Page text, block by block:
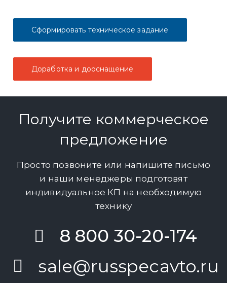
Сформировать техническое задание
Доработка и дооснащение
Получите коммерческое
предложение
Просто позвоните или напишите письмо
и наши менеджеры подготовят
индивидуальное КП на необходимую
технику
8 800 30-20-174
sale@russpecavto.ru